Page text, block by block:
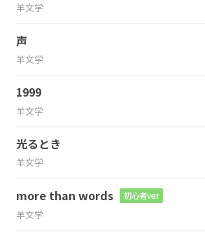
羊文学
声
羊文学
1999
羊文学
光るとき
羊文学
more than words 初心者ver
羊文学